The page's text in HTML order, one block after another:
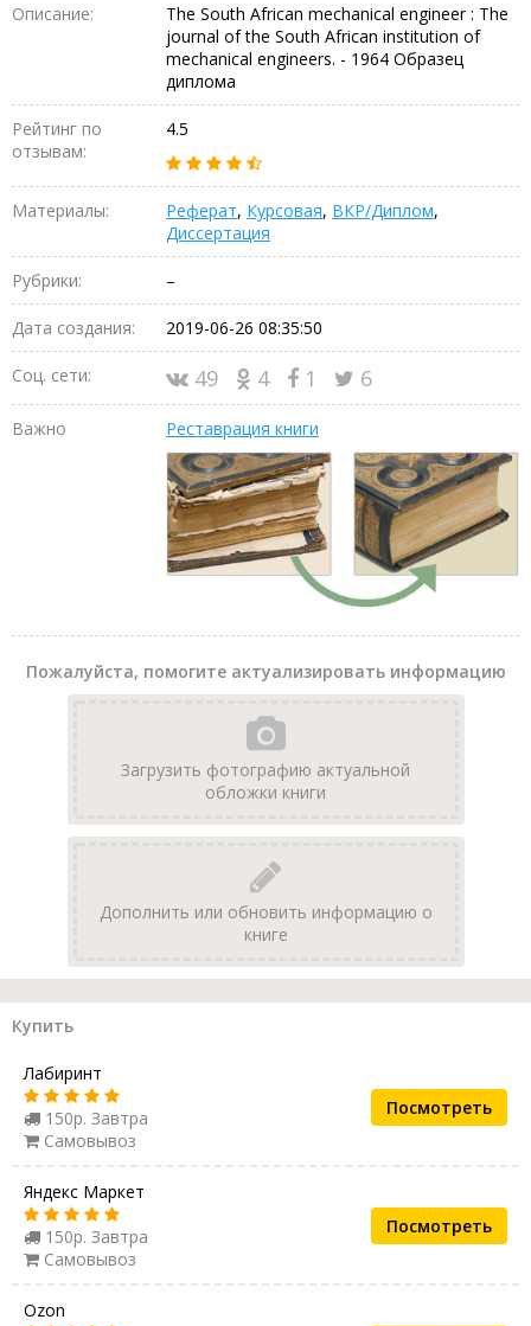
Описание:
The South African mechanical engineer : The
journal of the South African institution of
mechanical engineers. - 1964 Образец
диплома
Рейтинг по
отзывам:
4.5
Материалы: Реферат, Курсовая, ВКР/Диплом,
Диссертация
Рубрики: –
Дата создания: 2019-06-26 08:35:50
Соц. сети: 49 4 1 6
Важно Реставрация книги
Пожалуйста, помогите актуализировать информацию
Загрузить фотографию актуальной
обложки книги
Дополнить или обновить информацию о
книге
Купить
Лабиринт
150р. Завтра
Самовывоз
Посмотреть
Яндекс Маркет
150р. Завтра
Самовывоз
Посмотреть
Ozon